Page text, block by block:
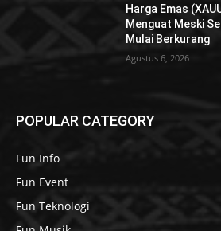
Harga Emas
Menguat Meski
Mulai Berkurang
Agustus 6, 2026
POPULAR CATEGORY
Fun Info
Fun Event
Fun Teknologi